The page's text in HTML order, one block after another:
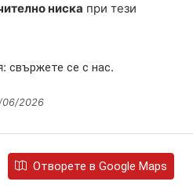
ниска при тези
свържете се с нас.
06/2026
Отворете в Google Maps